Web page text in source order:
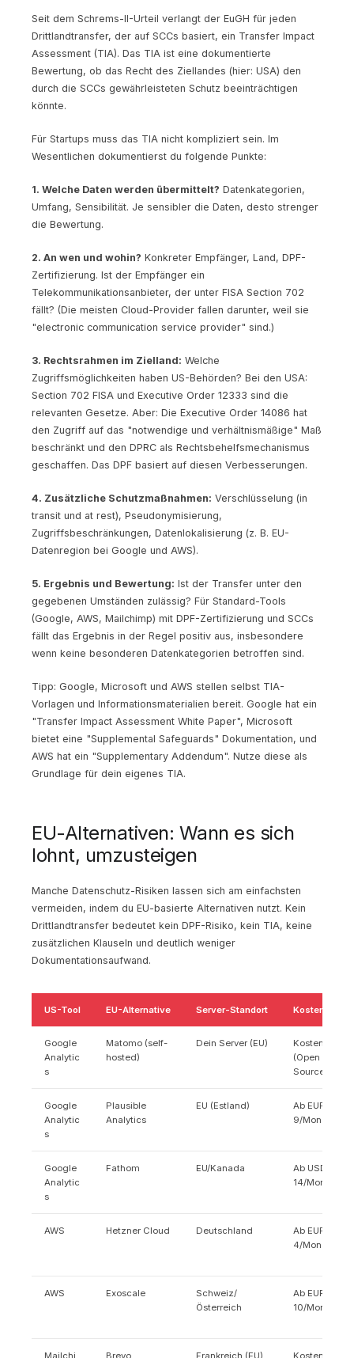
Seit dem Schrems-II-Urteil verlangt der EuGH für jeden
Drittlandtransfer, der auf SCCs basiert, ein Transfer Impact
Assessment (TIA). Das TIA ist eine dokumentierte
Bewertung, ob das Recht des Ziellandes (hier: USA) den
durch die SCCs gewährleisteten Schutz beeinträchtigen
könnte.
Für Startups muss das TIA nicht kompliziert sein. Im
Wesentlichen dokumentierst du folgende Punkte:
1. Welche Daten werden übermittelt? Datenkategorien,
Umfang, Sensibilität. Je sensibler die Daten, desto strenger
die Bewertung.
2. An wen und wohin? Konkreter Empfänger, Land, DPF-
Zertifizierung. Ist der Empfänger ein
Telekommunikationsanbieter, der unter FISA Section 702
fällt? (Die meisten Cloud-Provider fallen darunter, weil sie
"electronic communication service provider" sind.)
3. Rechtsrahmen im Zielland: Welche
Zugriffsmöglichkeiten haben US-Behörden? Bei den USA:
Section 702 FISA und Executive Order 12333 sind die
relevanten Gesetze. Aber: Die Executive Order 14086 hat
den Zugriff auf das "notwendige und verhältnismäßige" Maß
beschränkt und den DPRC als Rechtsbehelfsmechanismus
geschaffen. Das DPF basiert auf diesen Verbesserungen.
4. Zusätzliche Schutzmaßnahmen: Verschlüsselung (in
transit und at rest), Pseudonymisierung,
Zugriffsbeschränkungen, Datenlokalisierung (z. B. EU-
Datenregion bei Google und AWS).
5. Ergebnis und Bewertung: Ist der Transfer unter den
gegebenen Umständen zulässig? Für Standard-Tools
(Google, AWS, Mailchimp) mit DPF-Zertifizierung und SCCs
fällt das Ergebnis in der Regel positiv aus, insbesondere
wenn keine besonderen Datenkategorien betroffen sind.
Tipp: Google, Microsoft und AWS stellen selbst TIA-
Vorlagen und Informationsmaterialien bereit. Google hat ein
"Transfer Impact Assessment White Paper", Microsoft
bietet eine "Supplemental Safeguards" Dokumentation, und
AWS hat ein "Supplementary Addendum". Nutze diese als
Grundlage für dein eigenes TIA.
EU-Alternativen: Wann es sich
lohnt, umzusteigen
Manche Datenschutz-Risiken lassen sich am einfachsten
vermeiden, indem du EU-basierte Alternativen nutzt. Kein
Drittlandtransfer bedeutet kein DPF-Risiko, kein TIA, keine
zusätzlichen Klauseln und deutlich weniger
Dokumentationsaufwand.
US-Tool EU-Alternative Server-Standort Kosten (ca.)
Google
Analytic
s
Matomo (self-
hosted)
Dein Server (EU)
Kostenlos
(Open
Source)
Google
Analytic
s
Plausible
Analytics
EU (Estland)
Ab EUR
9/Monat
Google
Analytic
s
Fathom EU/Kanada
Ab USD
14/Monat
AWS Hetzner Cloud Deutschland
Ab EUR
4/Monat
AWS Exoscale
Schweiz/
Österreich
Ab EUR
10/Monat
Mailchi Brevo Frankreich (EU) Kostenlos